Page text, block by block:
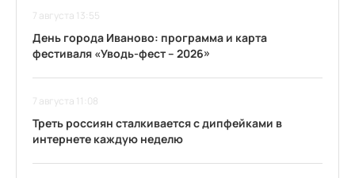
7 августа 13:55
День города Иваново: программа и карта
фестиваля «Уводь-фест – 2026»
7 августа 11:08
Треть россиян сталкивается с дипфейками в
интернете каждую неделю